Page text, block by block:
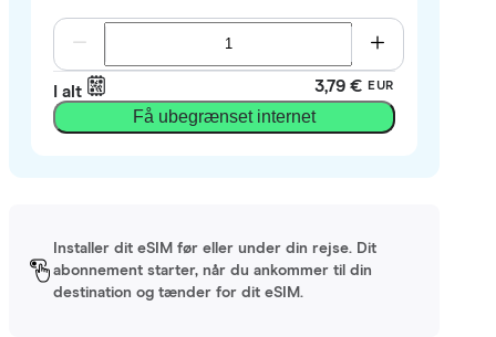
I alt 3,79 € EUR
Få ubegrænset internet
Installer dit eSIM før eller under din rejse. Dit
abonnement starter, når du ankommer til din
destination og tænder for dit eSIM.